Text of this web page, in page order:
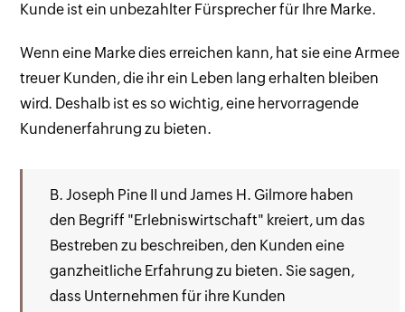
Kunde ist ein unbezahlter Fürsprecher für Ihre Marke.
Wenn eine Marke dies erreichen kann, hat sie eine Armee
treuer Kunden, die ihr ein Leben lang erhalten bleiben
wird. Deshalb ist es so wichtig, eine hervorragende
Kundenerfahrung zu bieten.
B. Joseph Pine II und James H. Gilmore haben
den Begriff "Erlebniswirtschaft" kreiert, um das
Bestreben zu beschreiben, den Kunden eine
ganzheitliche Erfahrung zu bieten. Sie sagen,
dass Unternehmen für ihre Kunden